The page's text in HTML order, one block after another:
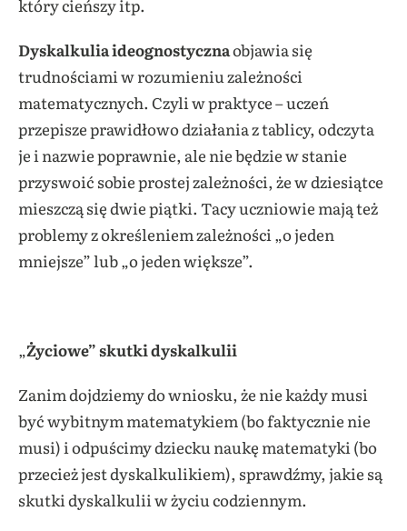
który cieńszy itp.
Dyskalkulia ideognostycznaobjawia się
trudnościami w rozumieniu zależności
matematycznych. Czyli w praktyce – uczeń
przepisze prawidłowo działania z tablicy, odczyta
je i nazwie poprawnie, ale nie będzie w stanie
przyswoić sobie prostej zależności, że w dziesiątce
mieszczą się dwie piątki. Tacy uczniowie mają też
problemy z określeniem zależności „o jeden
mniejsze” lub „o jeden większe”.
„Życiowe” skutki dyskalkulii
Zanim dojdziemy do wniosku, że nie każdy musi
być wybitnym matematykiem (bo faktycznie nie
musi) i odpuścimy dziecku naukę matematyki (bo
przecież jest dyskalkulikiem), sprawdźmy, jakie są
skutki dyskalkulii w życiu codziennym.